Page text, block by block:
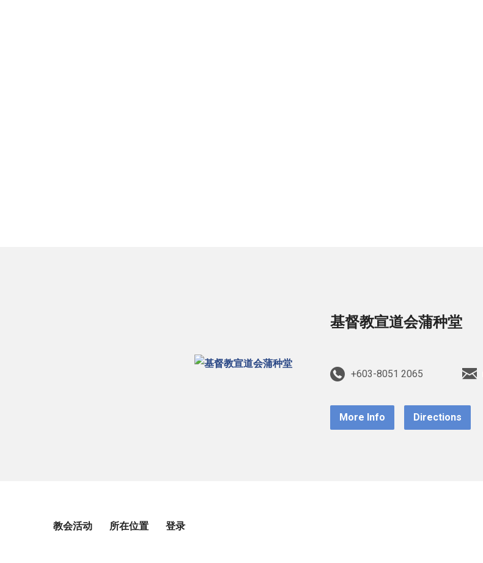
基督教宣道会蒲种堂
+603-8051 2065
More Info Directions
教会活动 所在位置 登录